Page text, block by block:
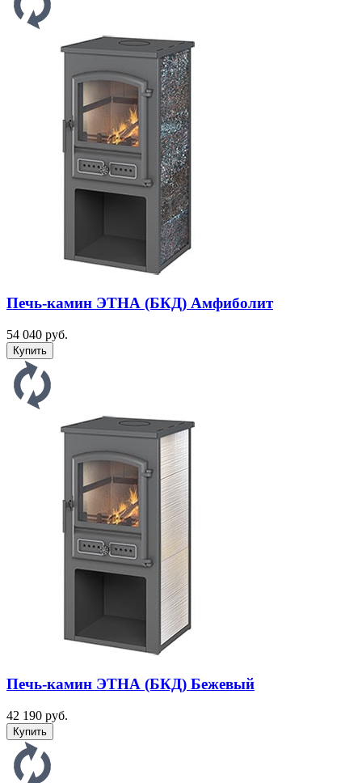
Печь-камин ЭТНА (БКД) Амфиболит
54 040 руб.
Печь-камин ЭТНА (БКД) Бежевый
42 190 руб.